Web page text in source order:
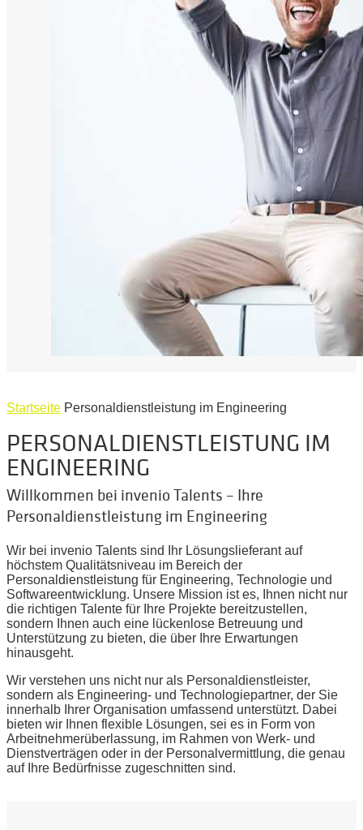
Startseite Personaldienstleistung im Engineering
PERSONALDIENSTLEISTUNG IM
ENGINEERING
Willkommen bei invenio Talents – Ihre
Personaldienstleistung im Engineering
Wir bei invenio Talents sind Ihr Lösungslieferant auf
höchstem Qualitätsniveau im Bereich der
Personaldienstleistung für Engineering, Technologie und
Softwareentwicklung. Unsere Mission ist es, Ihnen nicht nur
die richtigen Talente für Ihre Projekte bereitzustellen,
sondern Ihnen auch eine lückenlose Betreuung und
Unterstützung zu bieten, die über Ihre Erwartungen
hinausgeht.
Wir verstehen uns nicht nur als Personaldienstleister,
sondern als Engineering- und Technologiepartner, der Sie
innerhalb Ihrer Organisation umfassend unterstützt. Dabei
bieten wir Ihnen flexible Lösungen, sei es in Form von
Arbeitnehmerüberlassung, im Rahmen von Werk- und
Dienstverträgen oder in der Personalvermittlung, die genau
auf Ihre Bedürfnisse zugeschnitten sind.